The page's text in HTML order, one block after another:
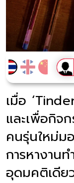
เมื่อ
และเพื่อกิจ
คนรุ่นใหม่ม
การหางาน
อุดมคติเดีย